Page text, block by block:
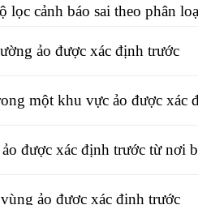
lọc cảnh báo sai theo phân
ảo được xác định trước
một khu vực ảo được xác
được xác định trước từ nơi
ảo được xác định trước